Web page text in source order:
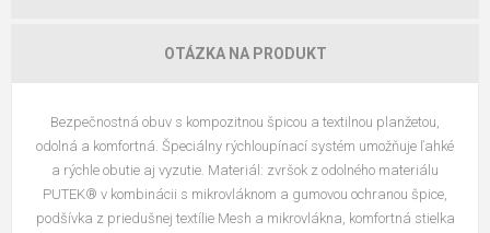
OTÁZKA NA PRODUKT
Bezpečnostná obuv s kompozitnou špicou a textilnou planžetou,
odolná a komfortná. Špeciálny rýchloupínací systém umožňuje ľahké
a rýchle obutie aj vyzutie. Materiál: zvršok z odolného materiálu
PUTEK® v kombinácii s mikrovláknom a gumovou ochranou špice,
podšívka z priedušnej textílie Mesh a mikrovlákna, komfortná stielka